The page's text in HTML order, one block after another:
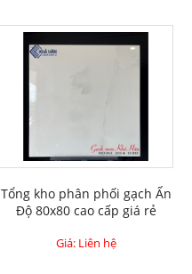
Tổng kho phân phối gạch Ấn
Độ 80x80 cao cấp giá rẻ
Giá: Liên hệ